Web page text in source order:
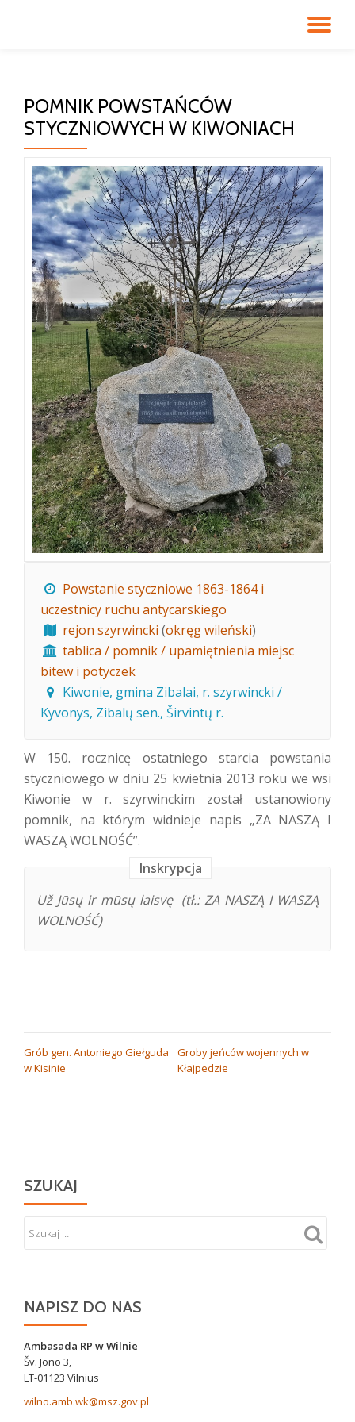
POMNIK POWSTAŃCÓW
STYCZNIOWYCH W KIWONIACH
Powstanie styczniowe 1863-1864 i
uczestnicy ruchu antycarskiego
rejon szyrwincki (okręg wileński)
tablica / pomnik / upamiętnienia miejsc
bitew i potyczek
Kiwonie, gmina Zibalai, r. szyrwincki /
Kyvonys, Zibalų sen., Širvintų r.
W 150. rocznicę ostatniego starcia powstania
styczniowego w dniu 25 kwietnia 2013 roku we wsi
Kiwonie w r. szyrwinckim został ustanowiony
pomnik, na którym widnieje napis „ZA NASZĄ I
WASZĄ WOLNOŚĆ”.
Inskrypcja
Už Jūsų ir mūsų laisvę (tł.: ZA NASZĄ I WASZĄ
WOLNOŚĆ)
NAWIGACJA
WPISU
Grób gen. Antoniego Giełguda
w Kisinie
Groby jeńców wojennych w
Kłajpedzie
SZUKAJ
NAPISZ DO NAS
Ambasada RP w Wilnie
Šv. Jono 3,
LT-01123 Vilnius
wilno.amb.wk@msz.gov.pl